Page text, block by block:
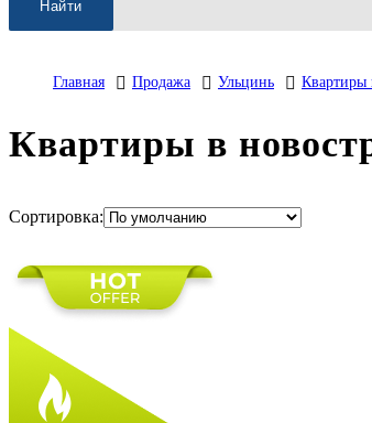
Главная Продажа Ульцинь Квартиры
Квартиры в
Сортировка: